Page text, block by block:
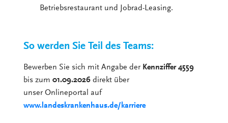
Betriebsrestaurant und Jobrad-Leasing.
So werden Sie Teil des Teams:
Bewerben Sie sich mit Angabe der Kennziffer 4559
bis zum01.09.2026 direkt über
unser Onlineportal auf
www.landeskrankenhaus.de/karriere